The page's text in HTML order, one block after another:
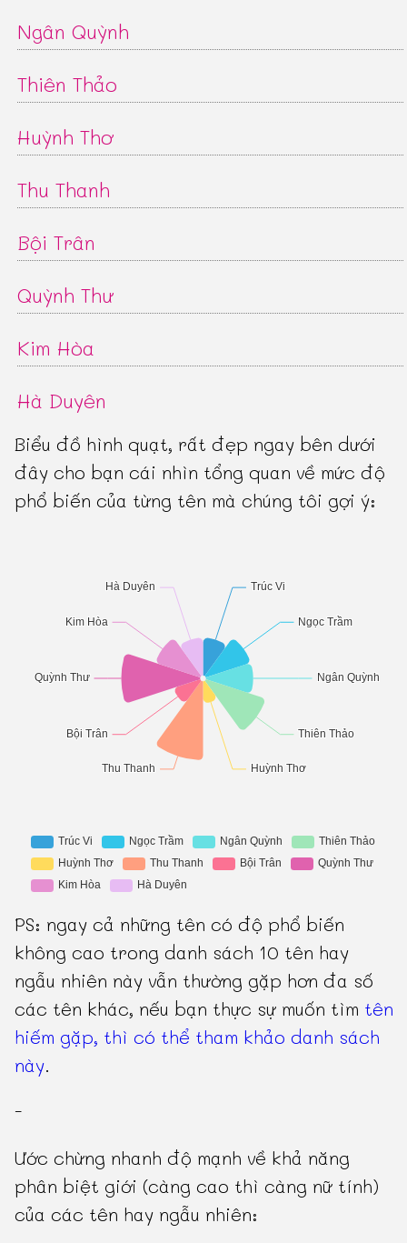
Ngân Quỳnh
Thiên Thảo
Huỳnh Thơ
Thu Thanh
Bội Trân
Quỳnh Thư
Kim Hòa
Hà Duyên
Biểu đồ hình quạt, rất đẹp ngay bên dưới
đây cho bạn cái nhìn tổng quan về mức độ
phổ biến của từng tên mà chúng tôi gợi ý:
PS: ngay cả những tên có độ phổ biến
không cao trong danh sách 10 tên hay
ngẫu nhiên này vẫn thường gặp hơn đa số
các tên khác, nếu bạn thực sự muốn tìm tên
hiếm gặp, thì có thể tham khảo danh sách
này.
-
Ước chừng nhanh độ mạnh về khả năng
phân biệt giới (càng cao thì càng nữ tính)
của các tên hay ngẫu nhiên: